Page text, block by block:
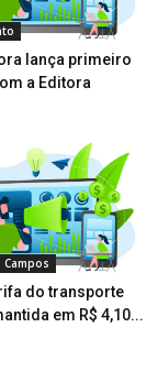
lança primeiro
a Editora
Campos
do transporte
em R$ 4,10...